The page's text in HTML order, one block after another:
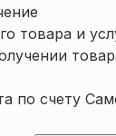
товара и
по счету